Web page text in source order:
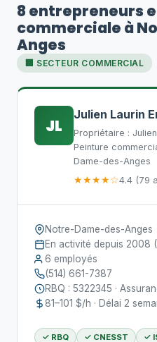
8 entrepreneurs
commerciale à
Anges
🏢 SECTEUR COMMERCIAL
JL
Julien Laurin
Propriétaire :
Peinture
Dame-des-Anges
★★★★☆4.4 (79
Notre-Dame-des-Anges
En activité depuis 2008
6 employés
(514) 661-7387
RBQ : 5322345 ·
81–101 $/h · Délai 2
✓ RBQ ✓ CNESST ✓